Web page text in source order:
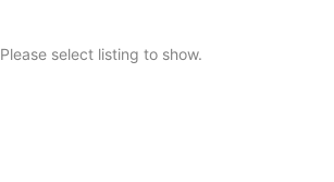
Please select listing to show.